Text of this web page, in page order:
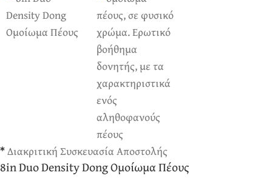
*Διακριτική Συσκευασία Αποστολής
8in Duo Density Dong Ομοίωμα Πέους